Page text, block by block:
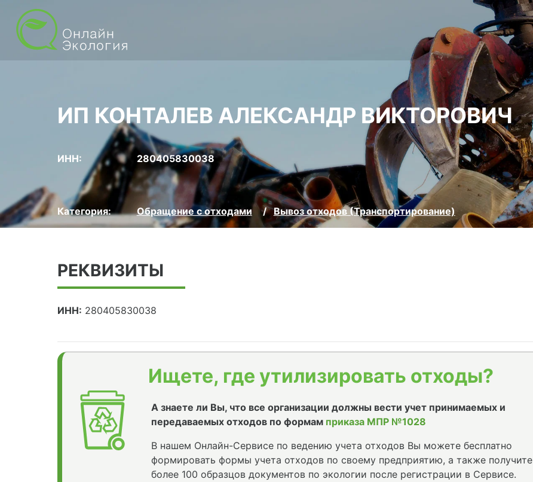
ИП КОНТАЛЕВ АЛЕКСАНДР ВИКТОРОВИЧ
ИНН: 280405830038
Категория: Обращение с отходами Вывоз отходов (Транспортирование)
РЕКВИЗИТЫ
ИНН: 280405830038
Ищете, где утилизировать отходы?
А знаете ли Вы, что все организации должны вести учет принимаемых и
передаваемых отходов по формам приказа МПР №1028
В нашем Онлайн-Сервисе по ведению учета отходов Вы можете бесплатно
формировать формы учета отходов по своему предприятию, а также получите
более 100 образцов документов по экологии после регистрации в Сервисе.